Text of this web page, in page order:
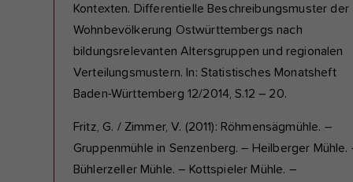
Kontexten. Differentielle Beschreibungsmuster der
Wohnbevölkerung Ostwürttembergs nach
bildungsrelevanten Altersgruppen und regionalen
Verteilungsmustern. In: Statistisches Monatsheft
Baden-Württemberg 12/2014, S.12 – 20.
Fritz, G. / Zimmer, V. (2011): Röhmensägmühle. –
Gruppenmühle in Senzenberg. – Heilberger Mühle.
Bühlerzeller Mühle. – Kottspieler Mühle. –